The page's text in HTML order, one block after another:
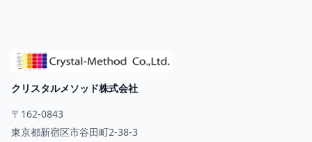
クリスタルメソッド株式会社
〒162-0843
東京都新宿区市谷田町2-38-3